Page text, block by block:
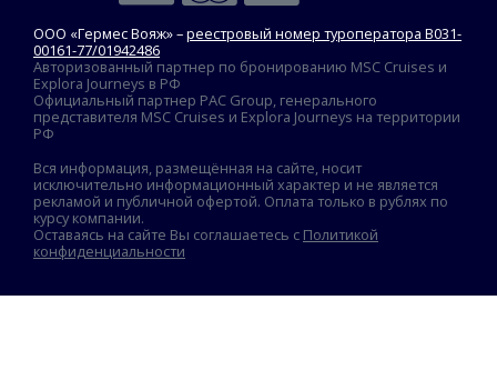
ООО «Гермес Вояж» –реестровый номер туроператора В031-
00161-77/01942486
Авторизованный партнер по бронированию MSC Cruises и
Explora Journeys в РФ
Официальный партнер PAC Group, генерального
представителя MSC Cruises и Explora Journeys на территории
РФ
Вся информация, размещённая на сайте, носит
исключительно информационный характер и не является
рекламой и публичной офертой. Оплата только в рублях по
курсу компании.
Оставаясь на сайте Вы соглашаетесь с Политикой
конфиденциальности